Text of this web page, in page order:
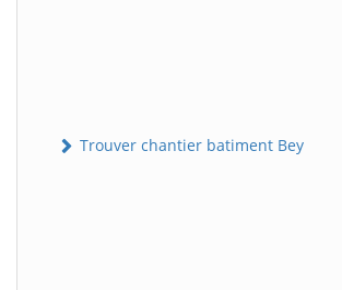
Trouver chantier batiment Bey